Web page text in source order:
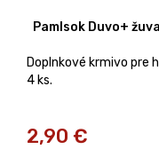
Pamlsok Duvo+
Doplnkové krmivo pre
4 ks.
2,90 €